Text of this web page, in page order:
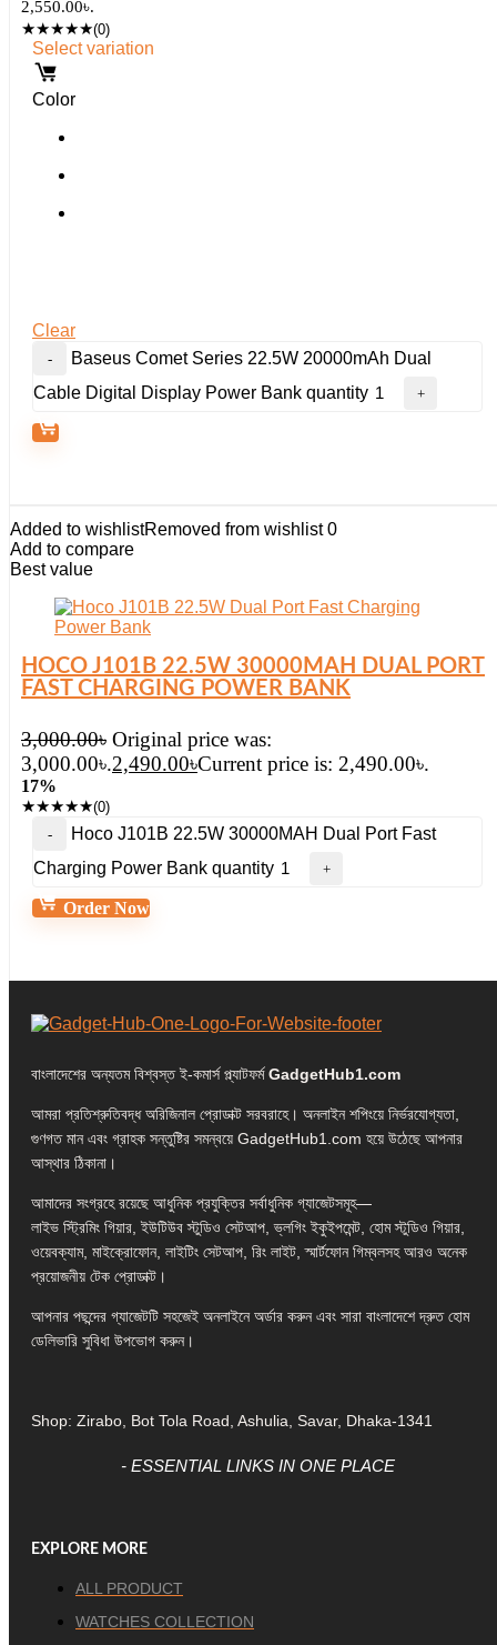
2,550.00৳.
★★★★★(0)
Select variation
Color
Clear
Baseus Comet Series 22.5W 20000mAh Dual
Cable Digital Display Power Bank quantity
Added to wishlistRemoved from wishlist 0
Add to compare
Best value
HOCO J101B 22.5W 30000MAH DUAL PORT
FAST CHARGING POWER BANK
3,000.00৳ Original price was:
3,000.00৳.2,490.00৳Current price is: 2,490.00৳.
17%
★★★★★(0)
Hoco J101B 22.5W 30000MAH Dual Port Fast
Charging Power Bank quantity
Order Now
বাংলাদেশের অন্যতম বিশ্বস্ত ই-কমার্স প্ল্যাটফর্মGadgetHub1.com
আমরা প্রতিশ্রুতিবদ্ধ অরিজিনাল প্রোডাক্ট সরবরাহে। অনলাইন শপিংয়ে নির্ভরযোগ্যতা,
গুণগত মান এবং গ্রাহক সন্তুষ্টির সমন্বয়ে GadgetHub1.com হয়ে উঠেছে আপনার
আস্থার ঠিকানা।
আমাদের সংগ্রহে রয়েছে আধুনিক প্রযুক্তির সর্বাধুনিক গ্যাজেটসমূহ—
লাইভ স্ট্রিমিং গিয়ার, ইউটিউব স্টুডিও সেটআপ, ভ্লগিং ইকুইপমেন্ট, হোম স্টুডিও গিয়ার,
ওয়েবক্যাম, মাইক্রোফোন, লাইটিং সেটআপ, রিং লাইট, স্মার্টফোন গিম্বলসহ আরও অনেক
প্রয়োজনীয় টেক প্রোডাক্ট।
আপনার পছন্দের গ্যাজেটটি সহজেই অনলাইনে অর্ডার করুন এবং সারা বাংলাদেশে দ্রুত হোম
ডেলিভারি সুবিধা উপভোগ করুন।
Shop: Zirabo, Bot Tola Road, Ashulia, Savar, Dhaka-1341
- ESSENTIAL LINKS IN ONE PLACE
EXPLORE MORE
ALL PRODUCT
WATCHES COLLECTION